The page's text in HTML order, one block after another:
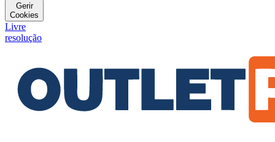
Gerir
Cookies
Livre
resolução